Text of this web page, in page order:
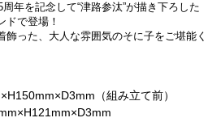
年を記念して“津路参汰”が描き下ろした
ドで登場！
飾った、大人な雰囲気のそに子をご堪能く
（組み立て前）